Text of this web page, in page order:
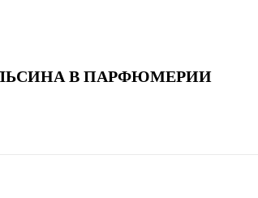
В ПАРФЮМЕРИИ